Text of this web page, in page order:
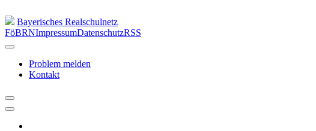
Bayerisches Realschulnetz
FöBRNImpressumDatenschutzRSS
Problem melden
Kontakt